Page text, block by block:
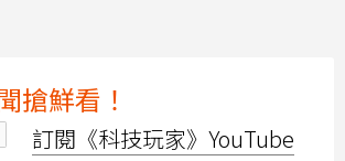
搶鮮看！
訂閱《科技玩家》YouTube